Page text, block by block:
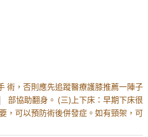
術，否則應先追蹤醫療護膝推薦一陣子
部協助翻身。 (三)上下床：早期下床很
，可以預防術後併發症。如有頸架，可